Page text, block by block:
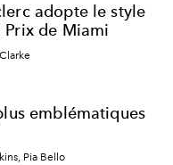
adopte le style
Prix de Miami
emblématiques
Pia Bello